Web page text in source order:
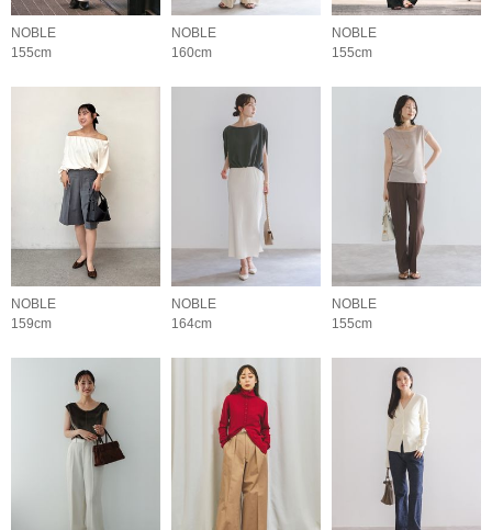
NOBLE
155cm
NOBLE
160cm
NOBLE
155cm
NOBLE
159cm
NOBLE
164cm
NOBLE
155cm